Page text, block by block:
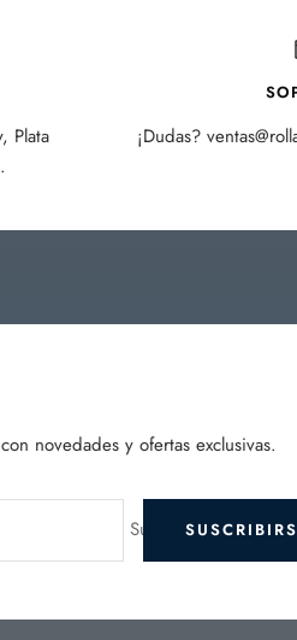
Plata
¡Dudas?
novedades y ofertas exclusivas.
Su e-mail